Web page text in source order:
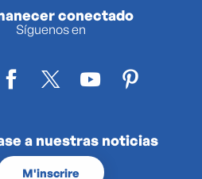
conectado
Síguenos en
a nuestras noticias
M'inscrire